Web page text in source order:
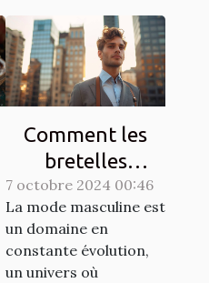
Comment les
bretelles
redéfinissent
l'élégance
masculine
moderne
7 octobre 2024 00:46
La mode masculine est
un domaine en
constante évolution,
un univers où